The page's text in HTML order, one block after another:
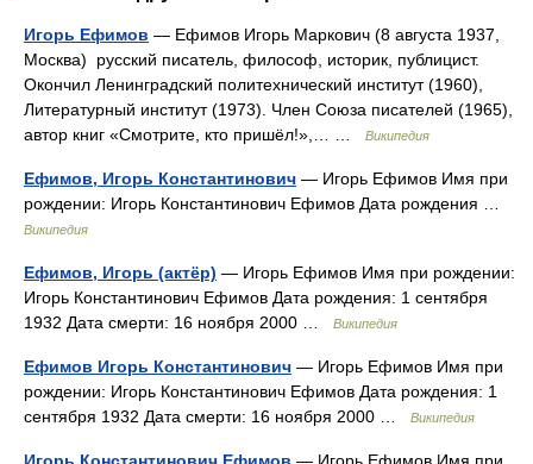
Игорь Ефимов — Ефимов Игорь Маркович (8 августа 1937,
Москва) русский писатель, философ, историк, публицист.
Окончил Ленинградский политехнический институт (1960),
Литературный институт (1973). Член Союза писателей (1965),
автор книг «Смотрите, кто пришёл!»,… …
Википедия
Ефимов, Игорь Константинович — Игорь Ефимов Имя при
рождении: Игорь Константинович Ефимов Дата рождения …
Википедия
Ефимов, Игорь (актёр) — Игорь Ефимов Имя при рождении:
Игорь Константинович Ефимов Дата рождения: 1 сентября
1932 Дата смерти: 16 ноября 2000 …
Википедия
Ефимов Игорь Константинович — Игорь Ефимов Имя при
рождении: Игорь Константинович Ефимов Дата рождения: 1
сентября 1932 Дата смерти: 16 ноября 2000 …
Википедия